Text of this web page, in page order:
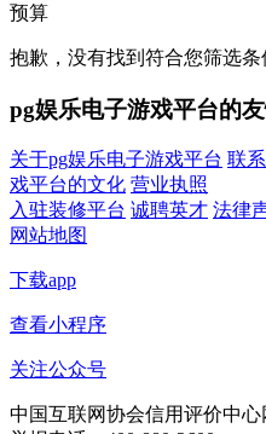
预算
抱歉，没有找到符合您筛选
pg娱乐电子游戏平台的
关于pg娱乐电子游戏平台 联
戏平台的文化 营业执照
入驻装修平台 诚聘英才 法律
网站地图
下载app
查看小程序
关注公众号
中国互联网协会信用评价中心